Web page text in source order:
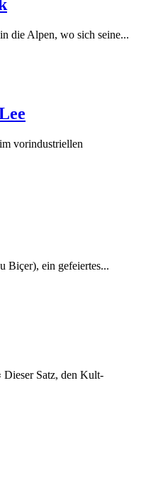
die Alpen, wo sich seine...
vorindustriellen
Biçer), ein gefeiertes...
Dieser Satz, den Kult-